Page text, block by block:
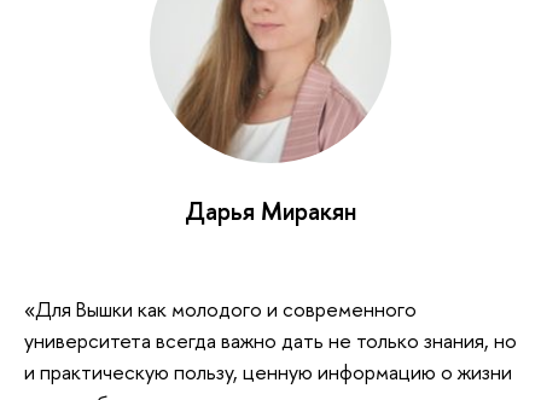
Дарья Миракян
«Для Вышки как молодого и современного
университета всегда важно дать не только знания, но
и практическую пользу, ценную информацию о жизни